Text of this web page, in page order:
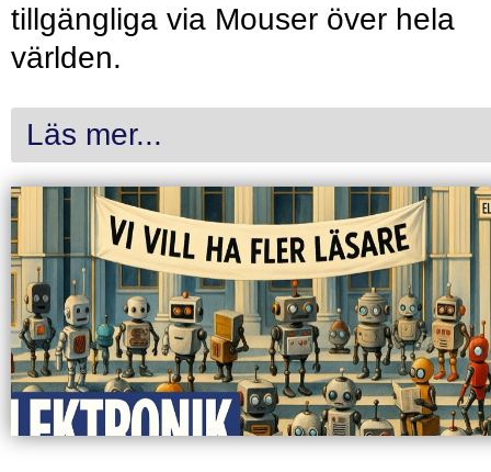
tillgängliga via Mouser över hela
världen.
Läs mer...